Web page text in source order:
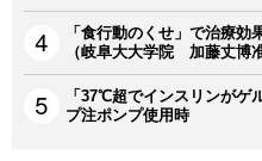
「食行動のくせ」で治療
（岐阜大大学院 加藤丈博
「37℃超でインスリンが
プ注ポンプ使用時